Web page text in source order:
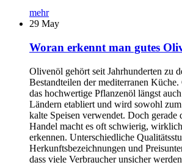
mehr
29 May
Woran erkennt man gutes
Olivenöl gehört seit Jahrhunderten zu
Bestandteilen der mediterranen
das hochwertige Pflanzenöl längst
Ländern etabliert und wird sowohl
kalte Speisen verwendet. Doch
Handel macht es oft schwierig,
erkennen. Unterschiedliche
Herkunftsbezeichnungen und
dass viele Verbraucher unsicher